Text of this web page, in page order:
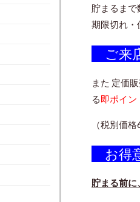
貯まるま
期限切れ・
ご来
また 定価
る即ポイン
（税別価
お得
貯まる前に